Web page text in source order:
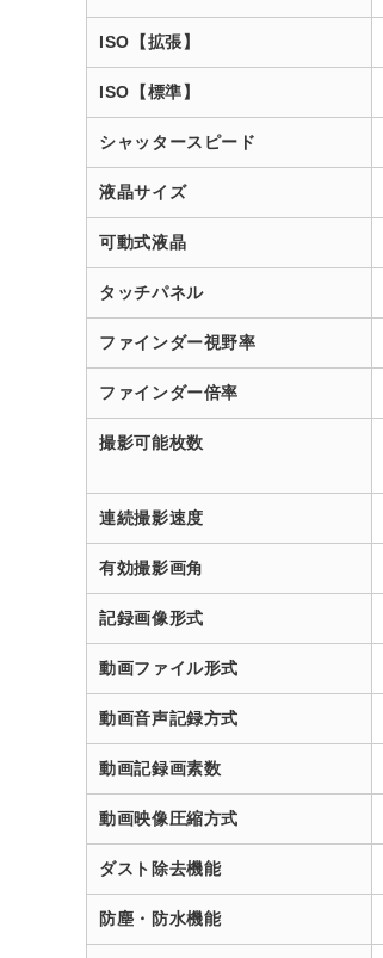
ISO【拡張】
ISO【標準】
シャッタースピード
液晶サイズ
可動式液晶
タッチパネル
ファインダー視野率
ファインダー倍率
撮影可能枚数
連続撮影速度
有効撮影画角
記録画像形式
動画ファイル形式
動画音声記録方式
動画記録画素数
動画映像圧縮方式
ダスト除去機能
防塵・防水機能